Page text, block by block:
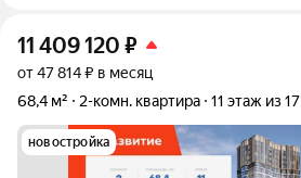
11 409 120 ₽
от 47 814 ₽ в месяц
68,4 м²
2-комн. квартира 11 этаж из 17
новостройка